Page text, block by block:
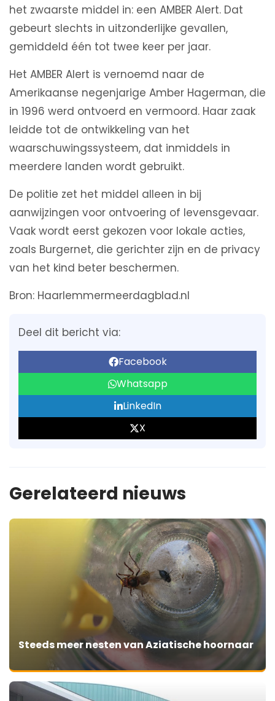
het zwaarste middel in: een AMBER Alert. Dat
gebeurt slechts in uitzonderlijke gevallen,
gemiddeld één tot twee keer per jaar.
Het AMBER Alert is vernoemd naar de
Amerikaanse negenjarige Amber Hagerman, die
in 1996 werd ontvoerd en vermoord. Haar zaak
leidde tot de ontwikkeling van het
waarschuwingssysteem, dat inmiddels in
meerdere landen wordt gebruikt.
De politie zet het middel alleen in bij
aanwijzingen voor ontvoering of levensgevaar.
Vaak wordt eerst gekozen voor lokale acties,
zoals Burgernet, die gerichter zijn en de privacy
van het kind beter beschermen.
Bron: Haarlemmermeerdagblad.nl
Deel dit bericht via:
Facebook
Whatsapp
LinkedIn
X
Gerelateerd nieuws
Steeds meer nesten van Aziatische hoornaar